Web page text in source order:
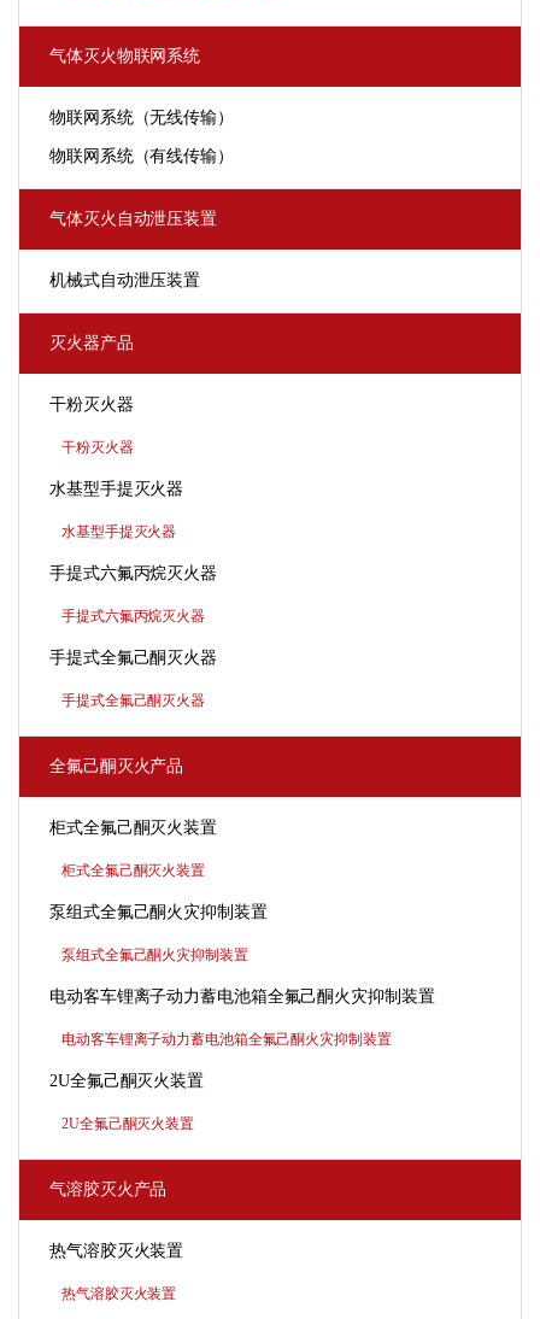
气体灭火物联网系统
物联网系统（无线传输）
物联网系统（有线传输）
气体灭火自动泄压装置
机械式自动泄压装置
灭火器产品
干粉灭火器
干粉灭火器
水基型手提灭火器
水基型手提灭火器
手提式六氟丙烷灭火器
手提式六氟丙烷灭火器
手提式全氟己酮灭火器
手提式全氟己酮灭火器
全氟己酮灭火产品
柜式全氟己酮灭火装置
柜式全氟己酮灭火装置
泵组式全氟己酮火灾抑制装置
泵组式全氟己酮火灾抑制装置
电动客车锂离子动力蓄电池箱全氟己酮火灾抑制装置
电动客车锂离子动力蓄电池箱全氟己酮火灾抑制装置
2U全氟己酮灭火装置
2U全氟己酮灭火装置
气溶胶灭火产品
热气溶胶灭火装置
热气溶胶灭火装置